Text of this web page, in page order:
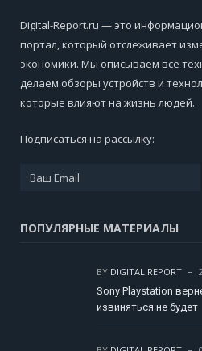
Digital-Report.ru — это
портал, который отслеживает
экономики. Мы описываем все
делаем обзоры устройств и
которые влияют на жизнь людей.
Подписаться на рассылку:
ПОПУЛЯРНЫЕ МАТЕРИАЛЫ
BY DIGITAL REPORT
Sony Playstation
извиняться не будет